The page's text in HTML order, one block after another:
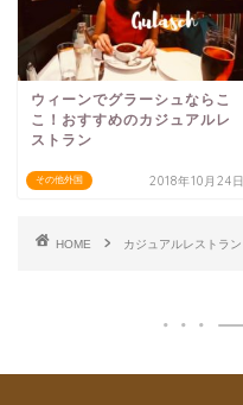
その他外国
ウィーンでグラーシュならこ
こ！おすすめのカジュアルレ
ストラン
2018年10月24日
HOME カジュアルレストラン